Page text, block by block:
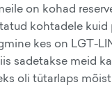
on kohad
kohtadele kuid
kes on LGT-
sadetakse meid
oli tütarlaps